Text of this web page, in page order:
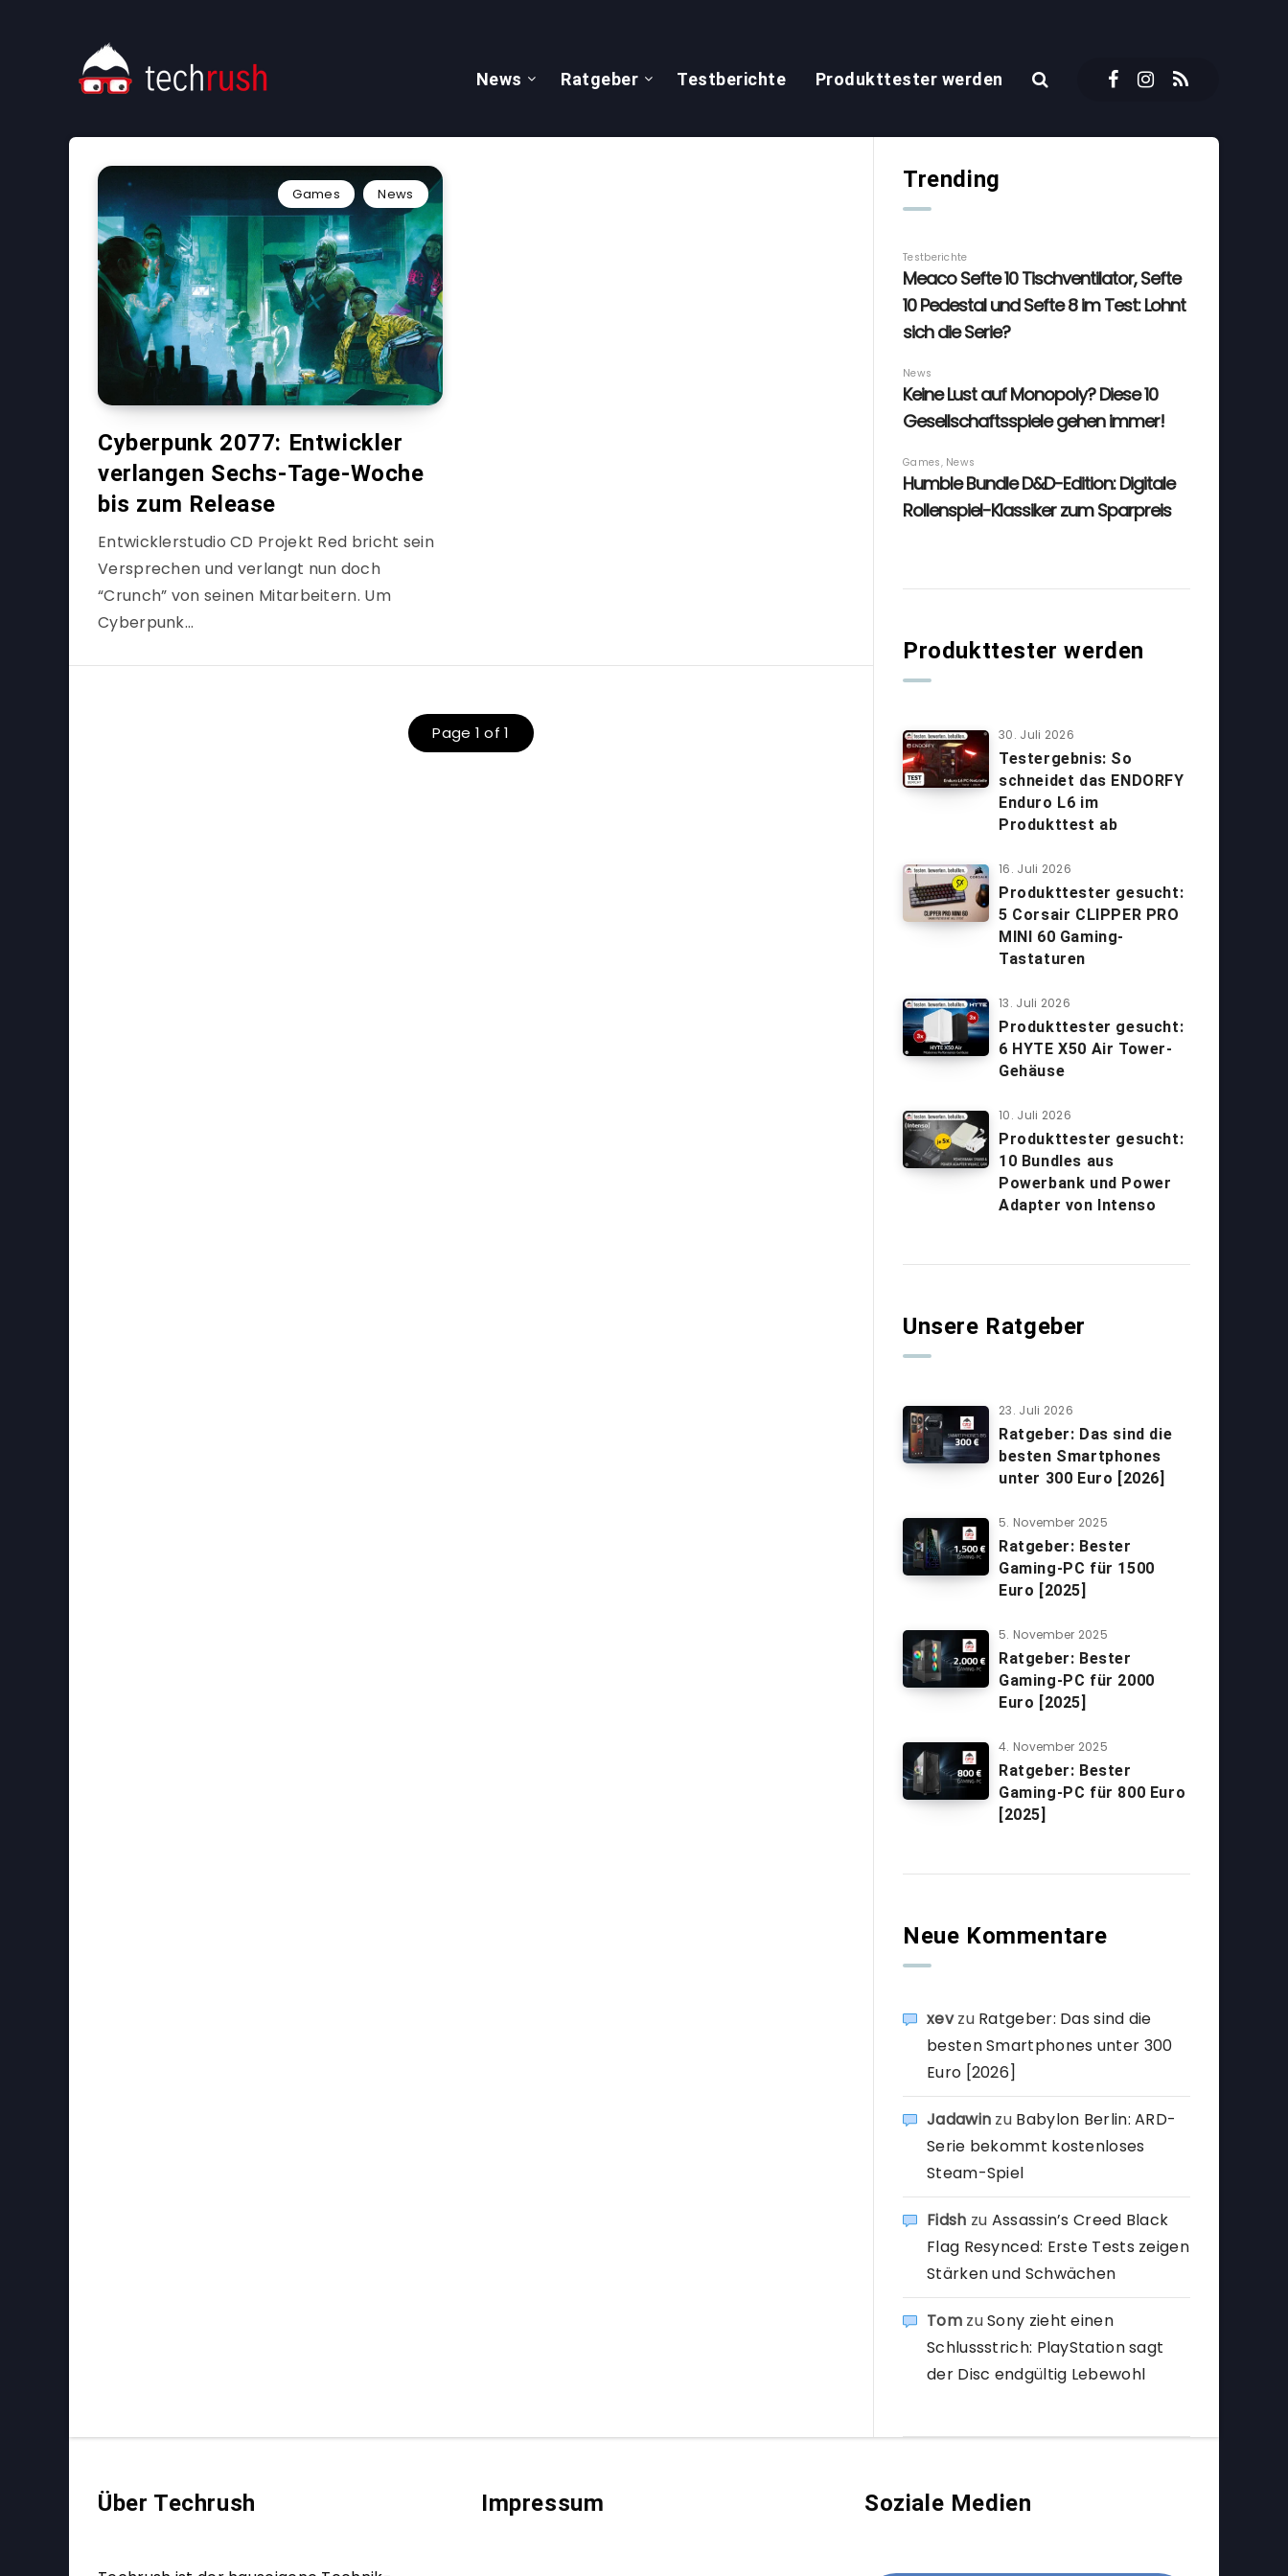
News Ratgeber Testberichte Produkttester werden
Games News
Cyberpunk 2077: Entwickler
verlangen Sechs-Tage-Woche
bis zum Release
Entwicklerstudio CD Projekt Red bricht sein
Versprechen und verlangt nun doch
“Crunch” von seinen Mitarbeitern. Um
Cyberpunk…
Page 1 of 1
Trending
Produkttester werden
30. Juli 2026
Testergebnis: So
schneidet das ENDORFY
Enduro L6 im
Produkttest ab
16. Juli 2026
Produkttester gesucht:
5 Corsair CLIPPER PRO
MINI 60 Gaming-
Tastaturen
13. Juli 2026
Produkttester gesucht:
6 HYTE X50 Air Tower-
Gehäuse
10. Juli 2026
Produkttester gesucht:
10 Bundles aus
Powerbank und Power
Adapter von Intenso
Unsere Ratgeber
23. Juli 2026
Ratgeber: Das sind die
besten Smartphones
unter 300 Euro [2026]
5. November 2025
Ratgeber: Bester
Gaming-PC für 1500
Euro [2025]
5. November 2025
Ratgeber: Bester
Gaming-PC für 2000
Euro [2025]
4. November 2025
Ratgeber: Bester
Gaming-PC für 800 Euro
[2025]
Neue Kommentare
xevzu Ratgeber: Das sind die
besten Smartphones unter 300
Euro [2026]
Jadawin zu Babylon Berlin: ARD-
Serie bekommt kostenloses
Steam-Spiel
Fidsh zu Assassin’s Creed Black
Flag Resynced: Erste Tests zeigen
Stärken und Schwächen
TomzuSony zieht einen
Schlussstrich: PlayStation sagt
der Disc endgültig Lebewohl
Über Techrush Impressum Soziale Medien